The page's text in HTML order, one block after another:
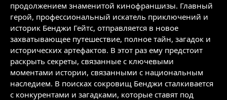
продолжением знаменитой кинофраншизы. Главный
герой, профессиональный искатель приключений и
историк Бенджи Гейтс, отправляется в новое
захватывающее путешествие, полное тайн, загадок и
исторических артефактов. В этот раз ему предстоит
раскрыть секреты, связанные с ключевыми
моментами истории, связанными с национальным
наследием. В поисках сокровищ Бенджи сталкивается
с конкурентами и загадками, которые ставят под